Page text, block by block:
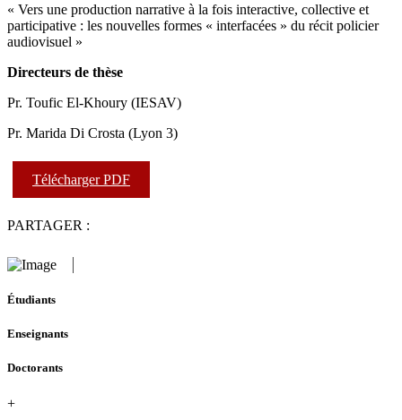
« Vers une production narrative à la fois interactive, collective et
participative : les nouvelles formes « interfacées » du récit policier
audiovisuel »
Directeurs de thèse
Pr. Toufic El-Khoury (IESAV)
Pr. Marida Di Crosta (Lyon 3)
Télécharger PDF
PARTAGER :
Étudiants
Enseignants
Doctorants
+